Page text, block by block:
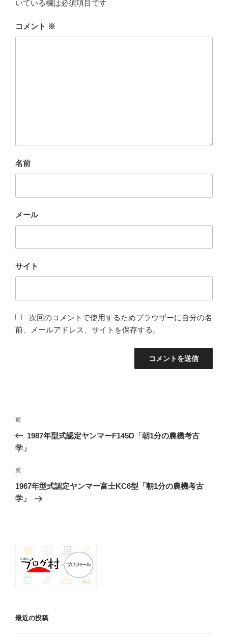
いている欄は必須項目です
コメント ※
名前
メール
サイト
次回のコメントで使用するためブラウザーに自分の名
前、メールアドレス、サイトを保存する。
投
ナ
ゲ
ー
シ
前
の
投
前
1987年型式認定ヤンマーF145D「朝1分の農機考古
学」
次
の
投
次
1967年型式認定ヤンマー富士KC6型「朝1分の農機考古
学」
最近の投稿